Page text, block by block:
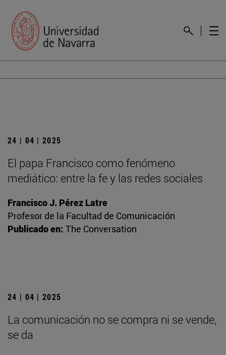
24 | 04 | 2025
El papa Francisco como fenómeno
mediático: entre la fe y las redes sociales
Francisco J. Pérez Latre
Profesor de la Facultad de Comunicación
Publicado en: The Conversation
24 | 04 | 2025
La comunicación no se compra ni se vende,
se da